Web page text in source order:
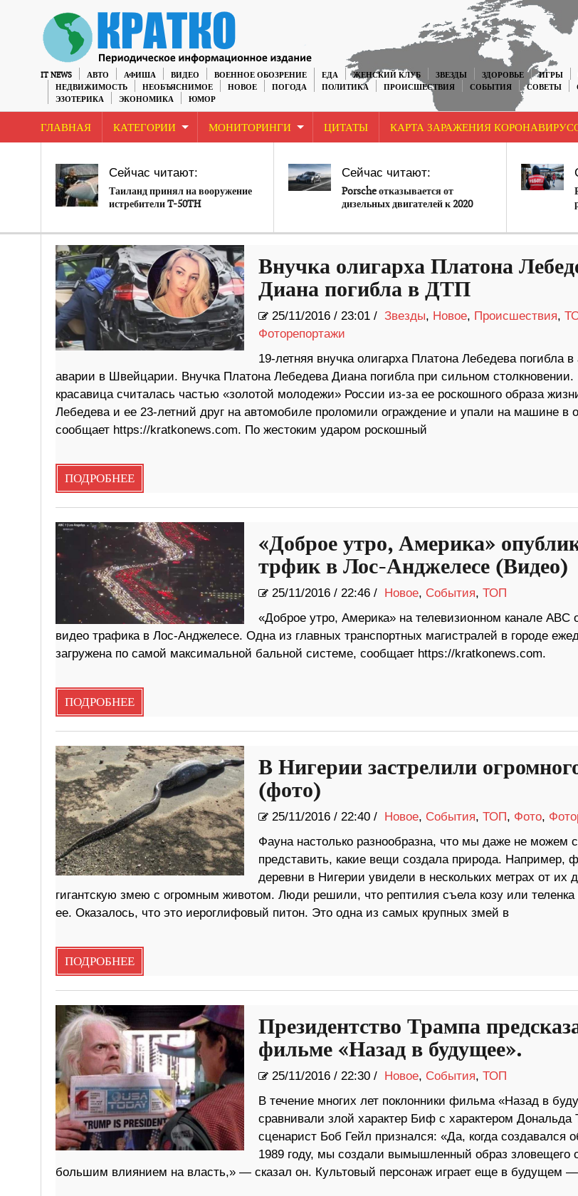
IT NEWS АВТО АФИША ВИДЕО ВОЕННОЕ ОБОЗРЕНИЕ ЕДА ЖЕНСКИЙ КЛУБ ЗВЕЗДЫ ЗДОРОВЬЕ ИГРЫ
НЕДВИЖИМОСТЬ
НЕОБЪЯСНИМОЕ НОВОЕ ПОГОДА ПОЛИТИКА ПРОИСШЕСТВИЯ СОБЫТИЯ СОВЕТЫ
ЭЗОТЕРИКА
ЭКОНОМИКА ЮМОР
ГЛАВНАЯ КАТЕГОРИИ МОНИТОРИНГИ ЦИТАТЫ КАРТА ЗАРАЖЕНИЯ
Сейчас читают:
Таиланд принял на вооружение
истребители T-50TH
Сейчас читают:
Porsche отказывается от
дизельных двигателей к 2020
Внучка олигарха Платона
Диана погибла в ДТП
25/11/2016/ 23:01 / Звезды, Новое, Происшествия,
Фоторепортажи
19-летняя внучка олигарха Платона Лебедева погибла
аварии в Швейцарии. Внучка Платона Лебедева Диана погибла при сильном столкновении.
красавица считалась частью «золотой молодежи» России из-за ее роскошного образа
Лебедева и ее 23-летний друг на автомобиле проломили ограждение и упали на машине в
сообщает https://kratkonews.com. По жестоким ударом роскошный
ПОДРОБНЕЕ
«Доброе утро, Америка»
трфик в Лос-Анджелесе (Видео)
25/11/2016/ 22:46 / Новое, События, ТОП
«Доброе утро, Америка» на телевизионном канале ABC
видео трафика в Лос-Анджелесе. Одна из главных транспортных магистралей в городе
загружена по самой максимальной бальной системе, сообщает https://kratkonews.com.
ПОДРОБНЕЕ
В Нигерии застрелили
(фото)
25/11/2016/ 22:40 / Новое, События, ТОП, Фото,
Фауна настолько разнообразна, что мы даже не можем
представить, какие вещи создала природа. Например,
деревни в Нигерии увидели в нескольких метрах от их
гигантскую змею с огромным животом. Люди решили, что рептилия съела козу или теленка
ее. Оказалось, что это иероглифовый питон. Это одна из самых крупных змей в
ПОДРОБНЕЕ
Президентство Трампа
фильме «Назад в будущее».
25/11/2016/ 22:30 / Новое, События, ТОП
В течение многих лет поклонники фильма «Назад в
сравнивали злой характер Биф с характером Дональда
сценарист Боб Гейл признался: «Да, когда создавался
1989 году, мы создали вымышленный образ зловещего
большим влиянием на власть,» — сказал он. Культовый персонаж играет еще в будущем —